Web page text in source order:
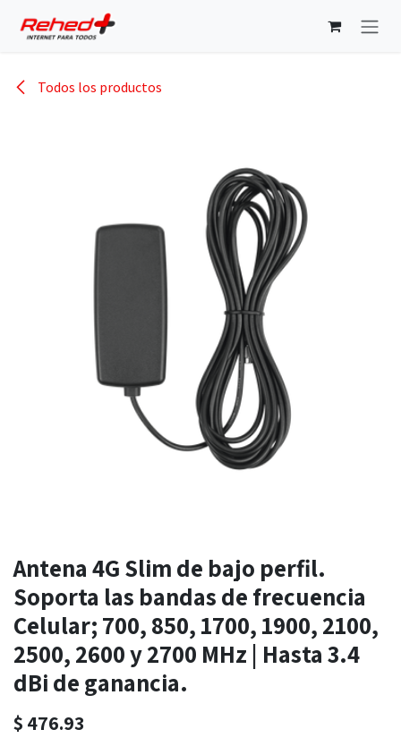
Todos los productos
Antena 4G Slim de bajo perfil.
Soporta las bandas de frecuencia
Celular; 700, 850, 1700, 1900, 2100,
2500, 2600 y 2700 MHz | Hasta 3.4
dBi de ganancia.
$ 476.93